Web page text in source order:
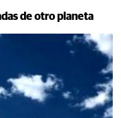
de otro planeta